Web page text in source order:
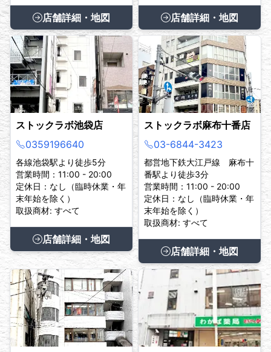
店舗詳細・地図 店舗詳細・地図
ストックラボ池袋店
0359196640
各線池袋駅より徒歩5分
営業時間：11:00 - 20:00
定休日：なし（臨時休業・年
末年始を除く）
取扱商材: すべて
店舗詳細・地図
ストックラボ麻布十番店
03-6844-3423
都営地下鉄大江戸線 麻布十
番駅より徒歩3分
営業時間：11:00 - 20:00
定休日：なし（臨時休業・年
末年始を除く）
取扱商材: すべて
店舗詳細・地図